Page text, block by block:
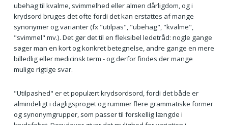
ubehag til kvalme, svimmelhed eller almen dårligdom, og i
krydsord bruges det ofte fordi det kan erstattes af mange
synonymer og varianter (fx "utilpas", "ubehag", "kvalme",
"svimmel" mv.). Det gør det til en fleksibel ledetråd: nogle gange
søger man en kort og konkret betegnelse, andre gange en mere
billedlig eller medicinsk term - og derfor findes der mange
mulige rigtige svar.
"Utilpashed" er et populært krydsordsord, fordi det både er
almindeligt i dagligsproget og rummer flere grammatiske former
og synonymgrupper, som passer til forskellig længde i